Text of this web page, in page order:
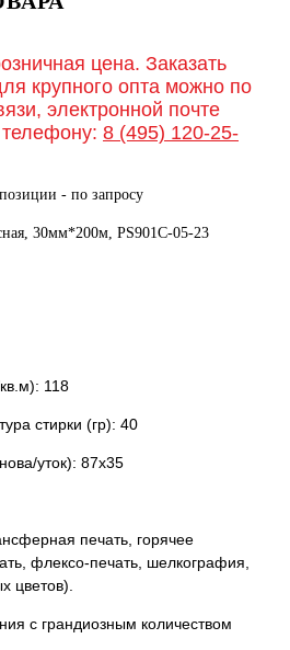
цена. Заказать
крупного опта можно по
электронной почте
8 (495) 120-25-
- по запросу
30мм*200м, PS901С-05-23
118
стирки (гр): 40
уток): 87х35
печать, горячее
флексо-печать, шелкография,
цветов).
с грандиозным количеством